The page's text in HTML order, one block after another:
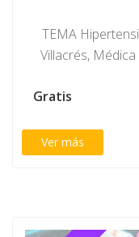
TEMA
Villacrés,
Gratis
Ver más